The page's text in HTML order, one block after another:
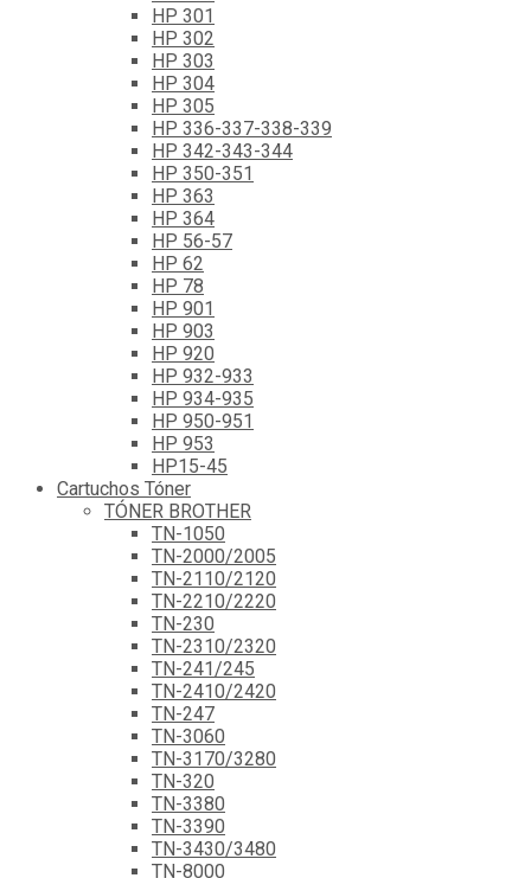
HP 301
HP 302
HP 303
HP 304
HP 305
HP 336-337-338-339
HP 342-343-344
HP 350-351
HP 363
HP 364
HP 56-57
HP 62
HP 78
HP 901
HP 903
HP 920
HP 932-933
HP 934-935
HP 950-951
HP 953
HP15-45
Cartuchos Tóner
TÓNER BROTHER
TN-1050
TN-2000/2005
TN-2110/2120
TN-2210/2220
TN-230
TN-2310/2320
TN-241/245
TN-2410/2420
TN-247
TN-3060
TN-3170/3280
TN-320
TN-3380
TN-3390
TN-3430/3480
TN-8000